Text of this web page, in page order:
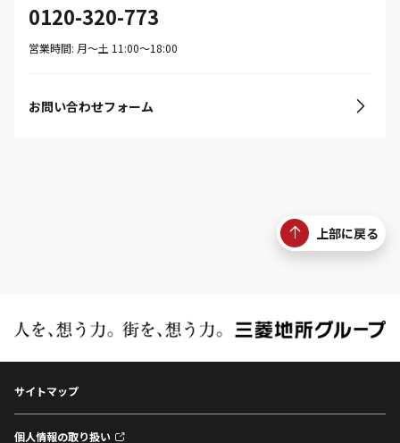
0120-320-773
営業時間: 月〜土 11:00〜18:00
お問い合わせフォーム
上部に戻る
サイトマップ
個人情報の取り扱い